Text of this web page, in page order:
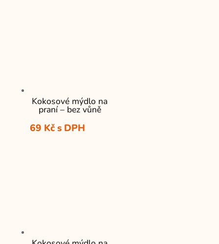
Kokosové mýdlo na
praní – bez vůně
69 Kč s DPH